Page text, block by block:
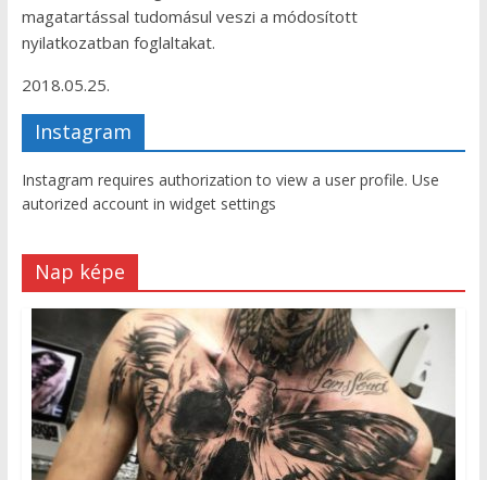
magatartással tudomásul veszi a módosított
nyilatkozatban foglaltakat.
2018.05.25.
Instagram
Instagram requires authorization to view a user profile. Use
autorized account in widget settings
Nap képe